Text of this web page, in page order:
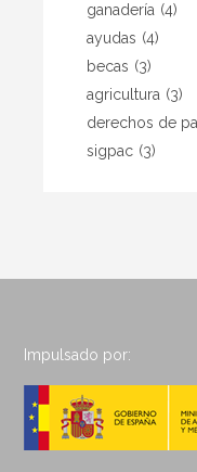
ganadería (4)
ayudas (4)
becas (3)
agricultura (3)
derechos de
sigpac (3)
Impulsado por: